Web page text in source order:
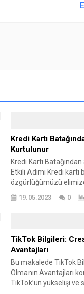
Kredi Kartı
Kurtulunur
Kredi Kartı Batağından
Etkili Adımı Kredi kartı
özgürlüğümüzü
Bu durumdan
nasıl sıyrılacağınıza
özgürlüğünüze
olacak 12 etkili...
19.05.2023 0
TikTok Bilgileri:
Avantajları
Bu makalede TikTok
Olmanın Avantajları
TikTok’un yükselişi ve